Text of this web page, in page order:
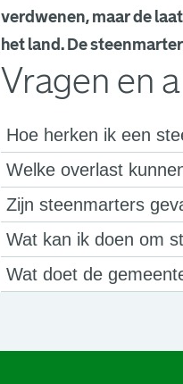
verdwenen, maar de
het land. De
Vragen en
Hoe herken ik een
Welke overlast
Zijn steenmarters
Wat kan ik doen om
Wat doet de